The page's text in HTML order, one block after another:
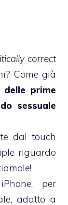
correct
Come già
delle prime
sessuale
dal touch
riguardo
per
adatto a